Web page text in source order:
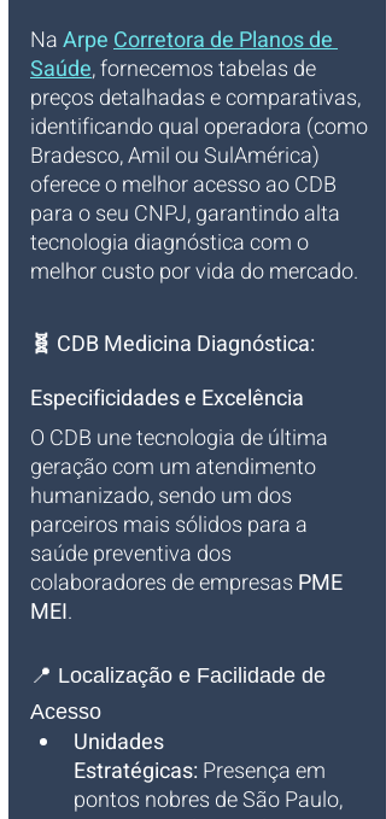
Na Arpe Corretora de Planos de
Saúde, fornecemos tabelas de
preços detalhadas e comparativas,
identificando qual operadora (como
Bradesco, Amil ou SulAmérica)
oferece o melhor acesso ao CDB
para o seu CNPJ, garantindo alta
tecnologia diagnóstica com o
melhor custo por vida do mercado.
🧬 CDB Medicina Diagnóstica:
Especificidades e Excelência
O CDB une tecnologia de última
geração com um atendimento
humanizado, sendo um dos
parceiros mais sólidos para a
saúde preventiva dos
colaboradores de empresas PME
MEI.
📍 Localização e Facilidade de
Acesso
Unidades
Estratégicas: Presença em
pontos nobres de São Paulo,